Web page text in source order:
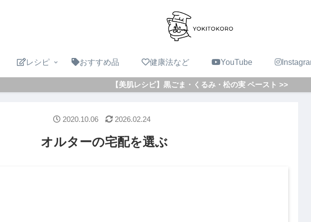
レシピ おすすめ品 健康法など YouTube
【美肌レシピ】黒ごま・くるみ・松の実 ペースト >>
オルターの宅配を選ぶ
2026.02.24
2020.10.06